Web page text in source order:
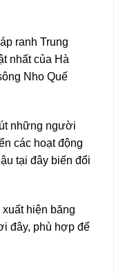
ranh Trung
nhất của Hà
Nho Quế
những người
các hoạt động
tại đây biến đổi
hiện băng
đây, phù hợp để